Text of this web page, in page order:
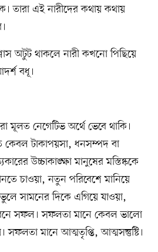
তারা এই নারীদের কথায় কথায়
অটুট থাকলে নারী কখনো পিছিয়ে
বধূ।
মূলত নেগেটিভ অর্থে ভেবে থাকি।
কেবল টাকাপয়সা, ধনসম্পদ বা
উচ্চাকাঙ্ক্ষা মানুষের মস্তিষ্ককে
চাওয়া, নতুন পরিবেশে মানিয়ে
সামনের দিকে এগিয়ে যাওয়া,
সফল। সফলতা মানে কেবল ভালো
সফলতা মানে আত্মতৃপ্তি, আত্মসন্তুষ্টি।